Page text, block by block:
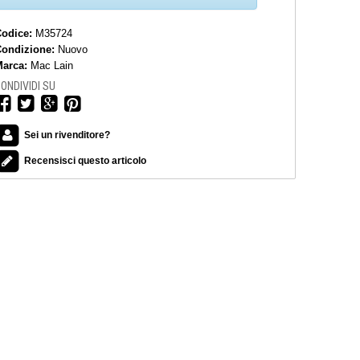
M35724
Nuovo
Mac Lain
SU
Sei un rivenditore?
Recensisci questo articolo